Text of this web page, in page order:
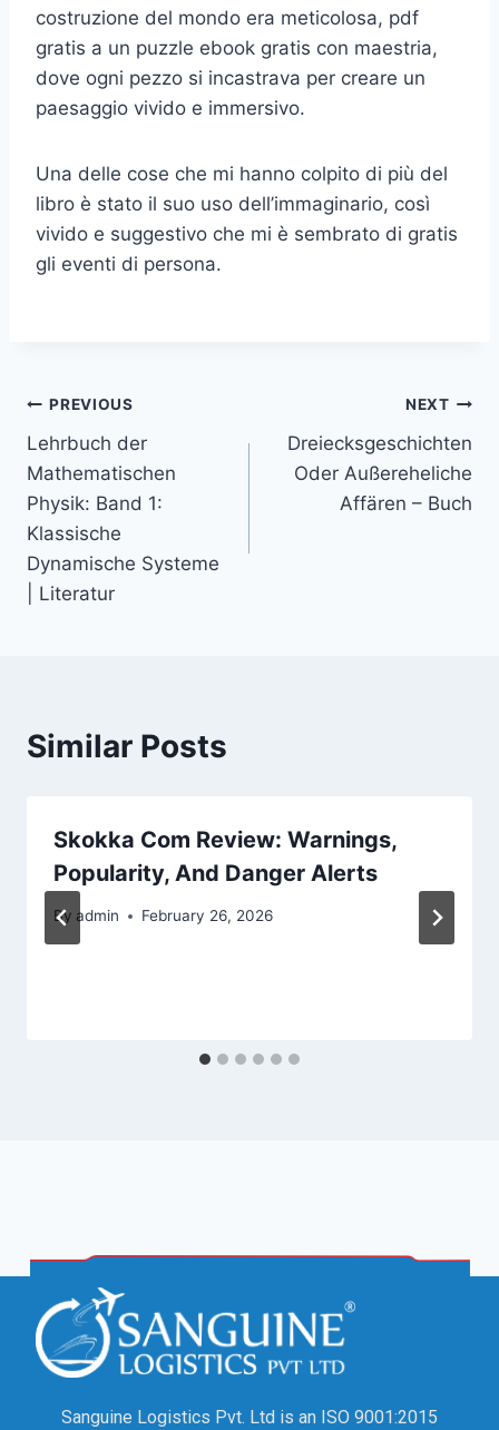
costruzione del mondo era meticolosa, pdf
gratis a un puzzle ebook gratis con maestria,
dove ogni pezzo si incastrava per creare un
paesaggio vivido e immersivo.
Una delle cose che mi hanno colpito di più del
libro è stato il suo uso dell’immaginario, così
vivido e suggestivo che mi è sembrato di gratis
gli eventi di persona.
PREVIOUS
Lehrbuch der
Mathematischen
Physik: Band 1:
Klassische
Dynamische Systeme
| Literatur
NEXT
Dreiecksgeschichten
Oder Außereheliche
Affären – Buch
Similar Posts
Skokka Com Review: Warnings,
Popularity, And Danger Alerts
By admin February 26, 2026
Sanguine Logistics Pvt. Ltd is an ISO 9001:2015